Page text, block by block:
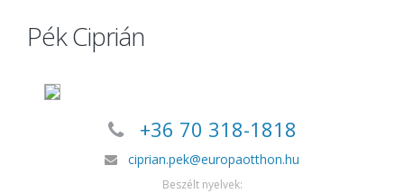
Pék Ciprián
+36 70 318-1818
ciprian.pek@europaotthon.hu
Beszélt nyelvek: